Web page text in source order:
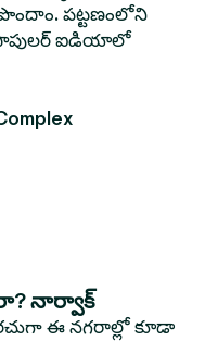
పొందాం. పట్టణంలోని
పాపులర్ ఐడియాలో
నార్వాక్
ఈ నగరాల్లో కూడా